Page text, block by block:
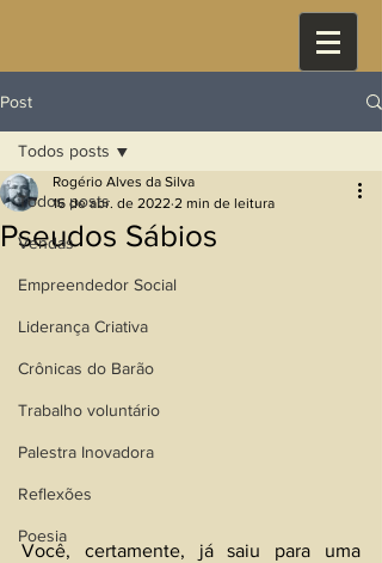
Post
Todos posts
Vendas
Empreendedor Social
Liderança Criativa
Crônicas do Barão
Trabalho voluntário
Palestra Inovadora
Reflexões
Poesia
Todos posts
Pseudos Sábios
Rogério Alves da Silva
16 de abr. de 2022 2 min de leitura
Você, certamente, já saiu para uma